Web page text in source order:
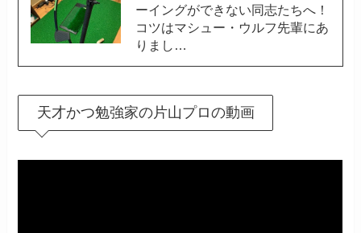
ーイングができない同志たちへ！
コツはマシュー・ウルフ先輩にあ
りまし…
天才かつ勉強家の片山プロの動画